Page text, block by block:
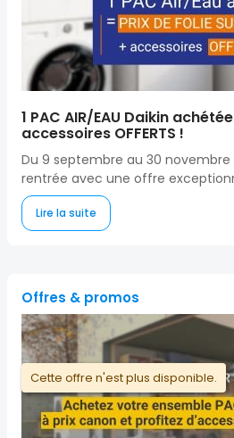
1 PAC AIR/EAU Daikin
accessoires OFFERTS !
Du 9 septembre au 30 novembre
rentrée avec une offre
Lire la suite
Offres & promos
Cette offre n'est plus disponible.